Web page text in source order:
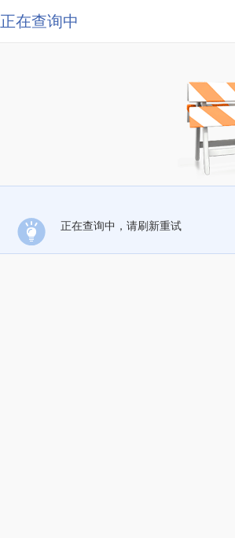
正在查询中
正在查询中，请刷新重试